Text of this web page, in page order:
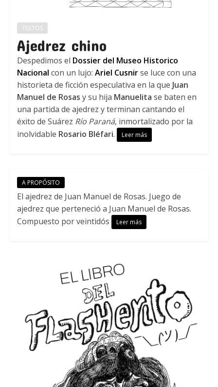
TEXTOS
Ajedrez chino
Despedimos el Dossier del Museo Historico
Nacional con un lujo: Ariel Cusnirse luce con una
historieta de ficción especulativa en la que Juan
Manuel de Rosas y su hija Manuelita se baten en
una partida de ajedrez y terminan cantando el
éxito de Suárez Río Paraná, inmortalizado por la
inolvidable Rosario Bléfari. Leer más
A PROPÓSITO
El ajedrez de Juan Manuel de Rosas. Juego de
ajedrez que perteneció a Juan Manuel de Rosas.
Compuesto por veintidós
Leer más